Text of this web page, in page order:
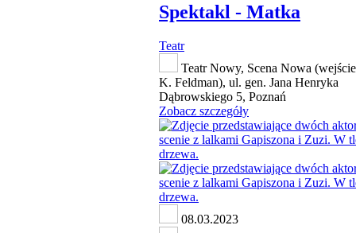
Spektakl - Matka
Teatr
Teatr Nowy, Scena Nowa
K. Feldman), ul. gen. Jana Henryka
Dąbrowskiego 5, Poznań
Zobacz szczegóły
08.03.2023